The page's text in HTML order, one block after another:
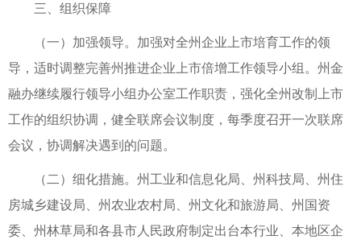
三、组织保障
（一）加强领导。加强对全州企业上市培育工作的领
导，适时调整完善州推进企业上市倍增工作领导小组。州金
融办继续履行领导小组办公室工作职责，强化全州改制上市
工作的组织协调，健全联席会议制度，每季度召开一次联席
会议，协调解决遇到的问题。
（二）细化措施。州工业和信息化局、州科技局、州住
房城乡建设局、州农业农村局、州文化和旅游局、州国资
委、州林草局和各县市人民政府制定出台本行业、本地区企